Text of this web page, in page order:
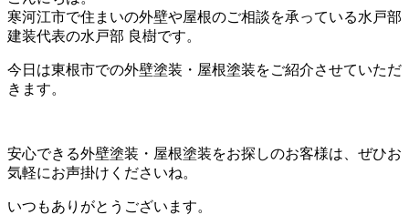
寒河江市で住まいの外壁や屋根のご相談を承っている水戸部
建装代表の水戸部 良樹です。
今日は東根市での外壁塗装・屋根塗装をご紹介させていただ
きます。
安心できる外壁塗装・屋根塗装をお探しのお客様は、ぜひお
気軽にお声掛けくださいね。
いつもありがとうございます。